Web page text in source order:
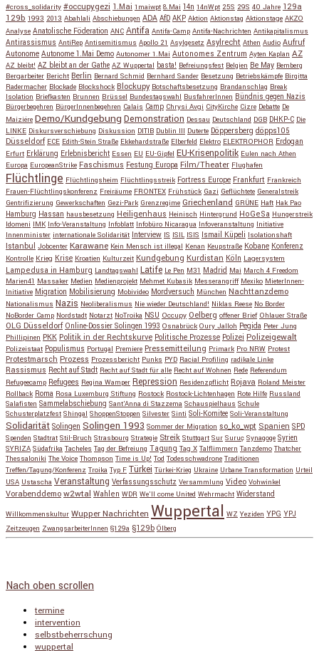
#cross_solidarity #occupygezi 1.Mai 1maiwpt 8.Mai 14n 14nWpt 25S 29S 40 Jahre 129a
129b 1993 2013 Abahlali Abschiebungen ADA AfD AKP Aktion Aktionstag Aktionstage AKZO
Analyse Anatolische Föderation ANC Antifa Antifa-Camp Antifa-Nachrichten Antikapitalismus
Antirassismus AntiRep Antisemitismus Apollo 21 Asylgesetz Asylrecht Athen Audio Aufruf
Autonome Autonome 1.Mai Demo Autonomer 1.Mai Autonomes Zentrum Ayten Kaplan AZ
AZ bleibt! AZ bleibt an der Gathe AZ Wuppertal basta! Befreiungsfest Belgien Be May Bemberg
Bergarbeiter Bericht Berlin Bernard Schmid Bernhard Sander Besetzung Betriebskämpfe Birgitta
Radermacher Blockade Blockshock Blockupy Botschaftsbesetzung Brandanschlag Break
Isolation Briefkasten Brunnen Brüssel Bundestagswahl BusfahrerInnen Bündnis gegen Nazis
Bürgerbegehren BürgerInnenbegehren Calais Camp Chrysi Avgi CityKirche Cizre Debatte De
Maiziére Demo/Kundgebung Demonstration Dessau Deutschland DGB DHKP-C Die
LINKE Diskursverschiebung Diskussion DITIB Dublin III Duterte Döppersberg döpps105
Düsseldorf ECE Edith-Stein Straße Ekkehardstraße Elberfeld Elektro ELEKTROPHOR Erdogan
Erfurt Erklärung Erlebnisbericht Essen EU EU-Gipfel EU-Krisenpolitik Eulen nach Athen
Europa EuropeanStrike Faschismus Festung Europa Film/Theater Flughafen
Flüchtlinge Flüchtlingsheim Flüchtlingsstreik Fortress Europe Frankfurt Frankreich
Frauen-Flüchtlingskonferenz Freiräume FRONTEX Frühstück Gazi Geflüchtete Generalstreik
Gentrifizierung Gewerkschaften Gezi-Park Grenzregime Griechenland GRÜNE Haft Hak Pao
Hamburg Hassan hausbesetzung Heiligenhaus Heinisch Hintergrund HoGeSa Hungerstreik
Idomeni IMK Info-Veranstaltung Infoblatt Infobüro Nicaragua Infoveranstaltung Initiative
Innenminister internationale Solidarität Interview IS ISIL ISIS Ismail Küpeli Isolationshaft
Istanbul Jobcenter Karawane Kein Mensch ist illegal Kenan Keupstraße Kobane Konferenz
Kontrolle Krieg Krise Kroatien Kulturzeit Kundgebung Kurdistan Köln Lagersystem
Lampedusa in Hamburg Landtagswahl Latife Le Pen M31 Madrid Mai March 4 Freedom
Marien41 Massaker Medien Medienprojekt Mehmet Kubasik Messerangriff Mexiko MieterInnen-
Initiative Migration Mobilisierung Mobivideo Mordversuch München Nachttanzdemo
Nationalismus Nazis Neoliberalismus Nie wieder Deutschland! Niklas Reese No Border
NoBorder Camp Nordstadt Notarzt NoTroika NSU Occupy Oelberg offener Brief Ohlauer Straße
OLG Düsseldorf Online-Dossier Solingen 1993 Osnabrück Oury Jalloh Pegida Peter Jung
Phillipinen PKK Politik in der Rechtskurve Politische Prozesse Polizei Polizeigewalt
Polizeistaat Populismus Portugal Premiere Pressemitteilung Primark Pro NRW Protest
Protestmarsch Prozess Prozessbericht Punks PYD Racial Profiling radikale Linke
Rassismus Recht auf Stadt Recht auf Stadt für alle Recht auf Wohnen Rede Referendum
Refugeecamp Refugees Regina Wamper Repression Residenzpflicht Rojava Roland Meister
Rollback Roma Rosa Luxemburg Stiftung Rostock Rostock-Lichtenhagen Rote Hilfe Russland
Salafisten Sammelabschiebung Sant'Anna di Stazzema Schauspielhaus Schule
Schusterplatzfest Shingal ShoppenStoppen Silvester Sinti Soli-Komitee Soli-Veranstaltung
Solidarität Solingen Solingen 1993 Sommer der Migration so_ko_wpt Spanien SPD
Spenden Stadtrat Stil-Bruch Strasbourg Strategie Streik Stuttgart Sur Suruç Synagoge Syrien
SYRIZA Südafrika Tacheles Tag der Befreiung Tagung Tag X Talflimmern Tanzdemo Thatcher
Thessaloniki The Voice Thompson Time is Up! Tod Todesschwadrone Traditionen
Treffen/Tagung/Konferenz Troika Typ F Türkei Türkei-Krieg Ukraine Urbane Transformation Urteil
USA Ustascha Veranstaltung Verfassungsschutz Versammlung Video Vohwinkel
Vorabenddemo w2wtal Wahlen WDR We'll come United Wehrmacht Widerstand
Willkommenskultur Wupper Nachrichten Wuppertal WZ Yeziden YPG YPJ
Zeitzeugen ZwangsarbeiterInnen §129a §129b Ölberg
Nach oben scrollen
termine
intervention
selbstbeherrschung
wuppertal